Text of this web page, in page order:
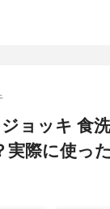
ョッキ 食
際に使っ